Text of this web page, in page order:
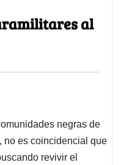
al
negras de
no es coincidencial que
revivir el